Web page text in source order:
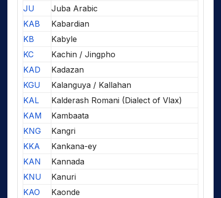
JU
Juba Arabic
KAB
Kabardian
KB
Kabyle
KC
Kachin / Jingpho
KAD
Kadazan
KGU
Kalanguya / Kallahan
KAL
Kalderash Romani (Dialect of Vlax)
KAM
Kambaata
KNG
Kangri
KKA
Kankana-ey
KAN
Kannada
KNU
Kanuri
KAO
Kaonde